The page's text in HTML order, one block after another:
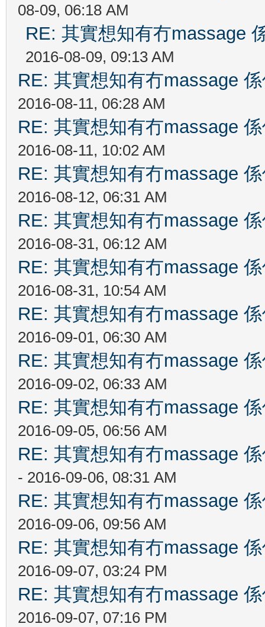
08-09, 06:18 AM
RE: 其實想知有冇massage
2016-08-09, 09:13 AM
RE: 其實想知有冇massage
2016-08-11, 06:28 AM
RE: 其實想知有冇massage
2016-08-11, 10:02 AM
RE: 其實想知有冇massage
2016-08-12, 06:31 AM
RE: 其實想知有冇massage
2016-08-31, 06:12 AM
RE: 其實想知有冇massage
2016-08-31, 10:54 AM
RE: 其實想知有冇massage
2016-09-01, 06:30 AM
RE: 其實想知有冇massage
2016-09-02, 06:33 AM
RE: 其實想知有冇massage
2016-09-05, 06:56 AM
RE: 其實想知有冇massage
- 2016-09-06, 08:31 AM
RE: 其實想知有冇massage
2016-09-06, 09:56 AM
RE: 其實想知有冇massage
2016-09-07, 03:24 PM
RE: 其實想知有冇massage
2016-09-07, 07:16 PM